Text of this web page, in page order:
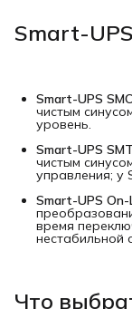
Smart-
Smart-UPS
чистым
уровень.
Smart-UPS
чистым
управления; у
Smart-UPS On-
время
нестабильной
Что